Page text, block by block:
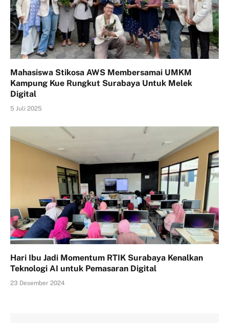
Mahasiswa Stikosa AWS Membersamai UMKM
Kampung Kue Rungkut Surabaya Untuk Melek
Digital
5 Juli 2025
Hari Ibu Jadi Momentum RTIK Surabaya Kenalkan
Teknologi AI untuk Pemasaran Digital
23 Desember 2024